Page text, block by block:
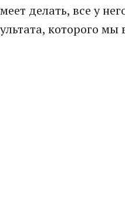
делать, все у
которого мы